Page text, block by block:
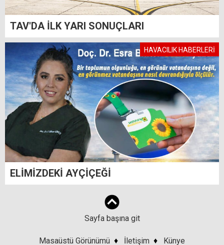
TAV'DA İLK YARI SONUÇLARI
HAVACILIK HABERLERİ
ELİMİZDEKİ AYÇİÇEĞİ
Sayfa başına git
Masaüstü Görünümü ♦ İletişim ♦ Künye